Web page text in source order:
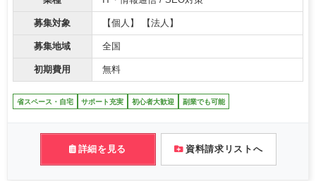
募集対象 【個人】 【法人】
募集地域 全国
初期費用 無料
省スペース・自宅 サポート充実 初心者大歓迎 副業でも可能
詳細を見る 資料請求リストへ